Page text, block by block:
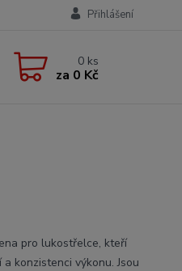
Přihlášení
0 ks
za 0 Kč
pro lukostřelce, kteří
konzistenci výkonu. Jsou